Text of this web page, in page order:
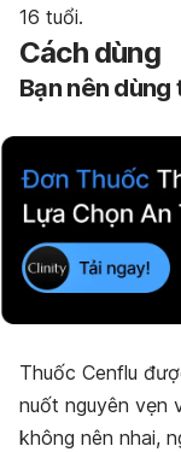
16 tuổi.
Cách dùng
Bạn nên
Thuốc Cenflu
nuốt nguyên vẹn
không nên nhai,